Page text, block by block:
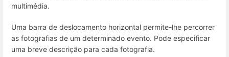
multimédia.
Uma barra de deslocamento horizontal permite-lhe percorrer
as fotografias de um determinado evento. Pode especificar
uma breve descrição para cada fotografia.